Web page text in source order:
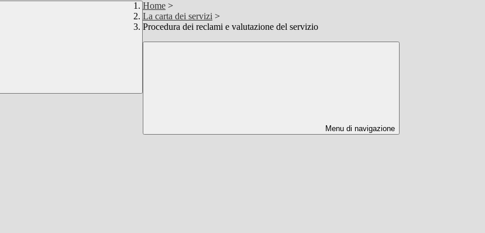
Home >
La carta dei servizi >
Procedura dei reclami e valutazione del servizio
Menu di navigazione